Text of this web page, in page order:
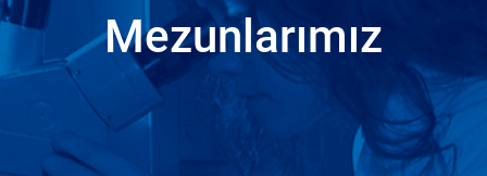
Mezunlarımız